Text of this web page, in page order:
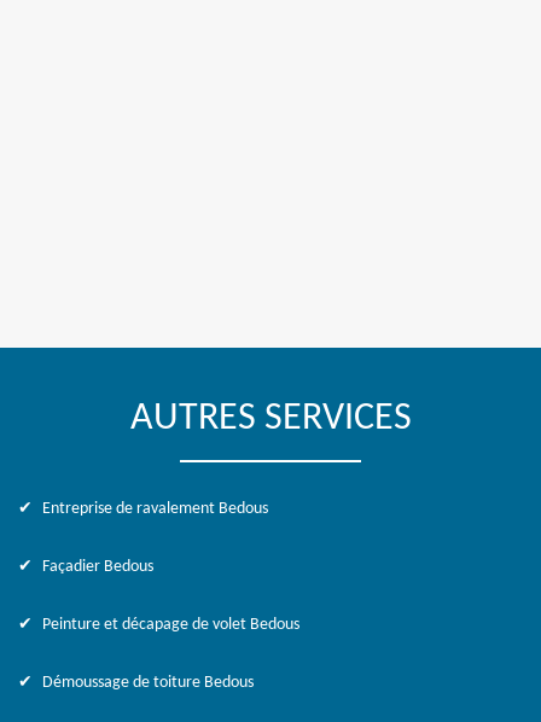
AUTRES SERVICES
Entreprise de ravalement Bedous
Façadier Bedous
Peinture et décapage de volet Bedous
Démoussage de toiture Bedous